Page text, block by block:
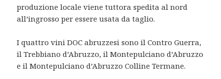
produzione locale viene tuttora spedita al nord
all’ingrosso per essere usata da taglio.
I quattro vini DOC abruzzesi sono il Contro Guerra,
il Trebbiano d’Abruzzo, il Montepulciano d’Abruzzo
e il Montepulciano d’Abruzzo Colline Termane.